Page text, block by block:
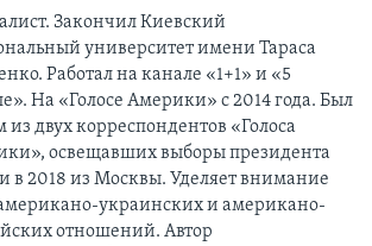
Закончил Киевский
университет имени Тараса
Работал на канале «1+1» и «5
На «Голосе Америки» с 2014 года. Был
из двух корреспондентов «Голоса
освещавших выборы президента
в 2018 из Москвы. Уделяет внимание
украинских и американо-
отношений. Автор